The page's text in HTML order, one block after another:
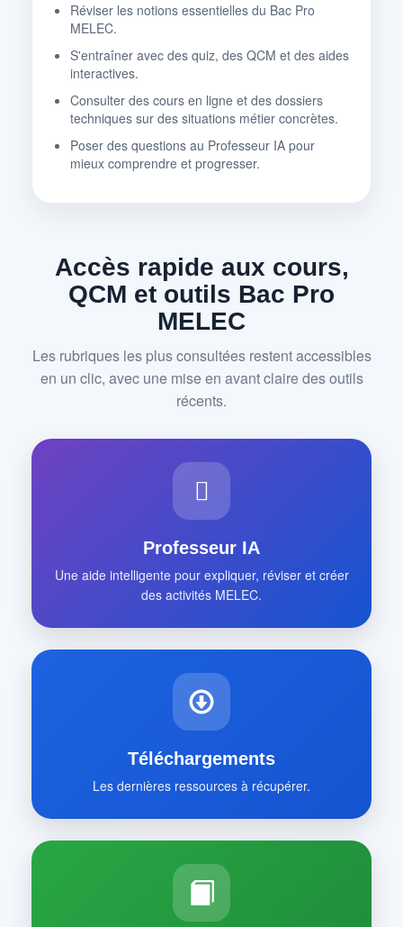
Réviser les notions essentielles du Bac Pro
MELEC.
S'entraîner avec des quiz, des QCM et des aides
interactives.
Consulter des cours en ligne et des dossiers
techniques sur des situations métier concrètes.
Poser des questions au Professeur IA pour
mieux comprendre et progresser.
Accès rapide aux cours,
QCM et outils Bac Pro
MELEC
Les rubriques les plus consultées restent accessibles
en un clic, avec une mise en avant claire des outils
récents.
Professeur IA
Une aide intelligente pour expliquer, réviser et créer
des activités MELEC.
Téléchargements
Les dernières ressources à récupérer.